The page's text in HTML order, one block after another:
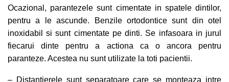
Ocazional, parantezele sunt cimentate in spatele dintilor,
pentru a le ascunde. Benzile ortodontice sunt din otel
inoxidabil si sunt cimentate pe dinti. Se infasoara in jurul
fiecarui dinte pentru a actiona ca o ancora pentru
paranteze. Acestea nu sunt utilizate la toti pacientii.
– Distantierele sunt separatoare care se monteaza intre